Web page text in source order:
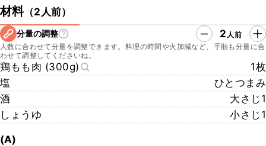
材料（2人前）
分量の調整 2 人前
人数に合わせて分量を調整できます。料理の時間や火加減など、手順も分量に合
わせて調整してくださいね。
鶏もも肉 (300g)
1枚
塩
ひとつまみ
酒
大さじ1
しょうゆ
小さじ1
(A)